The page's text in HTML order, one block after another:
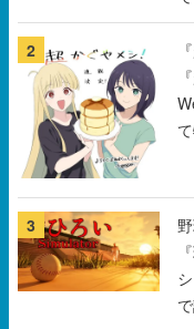
2
3